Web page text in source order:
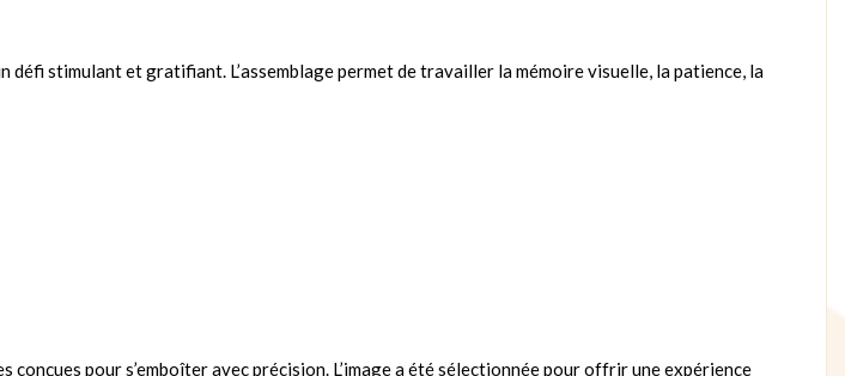
défi stimulant et gratifiant. L’assemblage permet de travailler la mémoire visuelle, la patience, la
pour s’emboîter avec précision. L’image a été sélectionnée pour offrir une expérience